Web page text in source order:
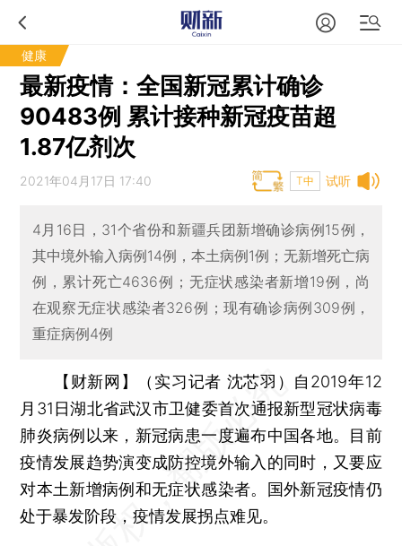
健康
最新疫情：全国新冠累计确诊
90483例 累计接种新冠疫苗超
1.87亿剂次
试听
2021年04月17日 17:40 T中
4月16日，31个省份和新疆兵团新增确诊病例15例，
其中境外输入病例14例，本土病例1例；无新增死亡病
例，累计死亡4636例；无症状感染者新增19例，尚
在观察无症状感染者326例；现有确诊病例309例，
重症病例4例
【财新网】（实习记者 沈芯羽） 自2019年12
月31日湖北省武汉市卫健委首次通报新型冠状病毒
肺炎病例以来，新冠病患一度遍布中国各地。目前
疫情发展趋势演变成防控境外输入的同时，又要应
对本土新增病例和无症状感染者。国外新冠疫情仍
处于暴发阶段，疫情发展拐点难见。